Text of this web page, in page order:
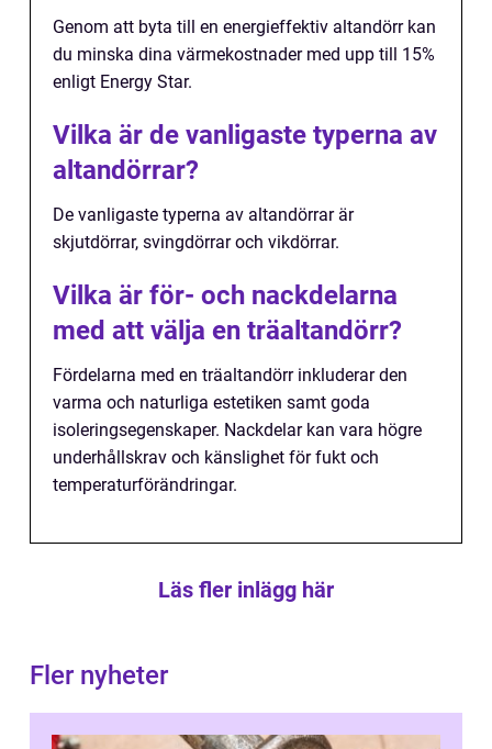
Genom att byta till en energieffektiv altandörr kan
du minska dina värmekostnader med upp till 15%
enligt Energy Star.
Vilka är de vanligaste typerna av
altandörrar?
De vanligaste typerna av altandörrar är
skjutdörrar, svingdörrar och vikdörrar.
Vilka är för- och nackdelarna
med att välja en träaltandörr?
Fördelarna med en träaltandörr inkluderar den
varma och naturliga estetiken samt goda
isoleringsegenskaper. Nackdelar kan vara högre
underhållskrav och känslighet för fukt och
temperaturförändringar.
Läs fler inlägg här
Fler nyheter